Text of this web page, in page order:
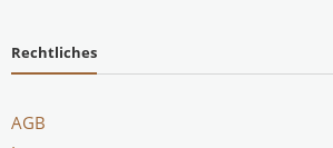
Rechtliches
AGB